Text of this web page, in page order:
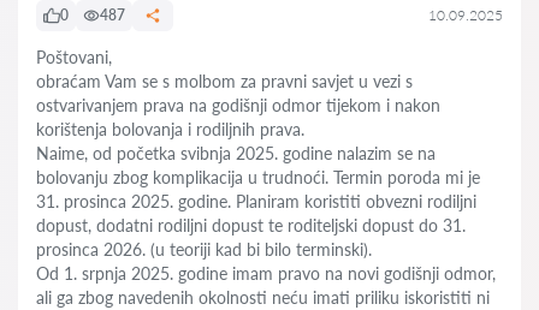
0 487 10.09.2025
Poštovani,
obraćam Vam se s molbom za pravni savjet u vezi s
ostvarivanjem prava na godišnji odmor tijekom i nakon
korištenja bolovanja i rodiljnih prava.
Naime, od početka svibnja 2025. godine nalazim se na
bolovanju zbog komplikacija u trudnoći. Termin poroda mi je
31. prosinca 2025. godine. Planiram koristiti obvezni rodiljni
dopust, dodatni rodiljni dopust te roditeljski dopust do 31.
prosinca 2026. (u teoriji kad bi bilo terminski).
Od 1. srpnja 2025. godine imam pravo na novi godišnji odmor,
ali ga zbog navedenih okolnosti neću imati priliku iskoristiti ni